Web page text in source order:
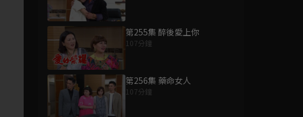
第255集 醉後愛上你
107分鐘
第256集 藥命女人
107分鐘